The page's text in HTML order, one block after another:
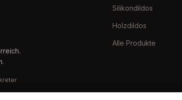
Silikondildos
Holzdildos
Alle Produkte